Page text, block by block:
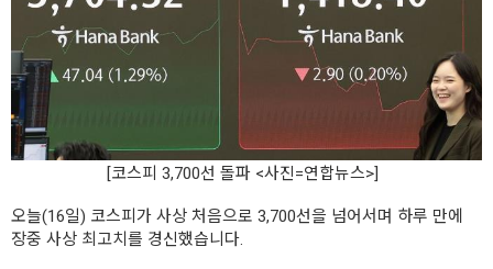
[코스피 3,700선 돌파 <사진=연합뉴스>]
오늘(16일) 코스피가 사상 처음으로 3,700선을 넘어서며 하루 만에
장중 사상 최고치를 경신했습니다.